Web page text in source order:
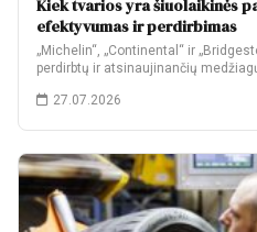
Kiek tvarios yra šiuolaikinės
efektyvumas ir perdirbimas
„Michelin“, „Continental“ ir
perdirbtų ir atsinaujinančių
27.07.2026